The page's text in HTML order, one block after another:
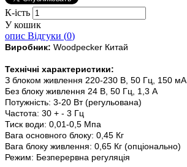
К-ість
У кошик
опис Відгуки (0)
Виробник: Woodpecker Китай
Технічні характеристики:
З блоком живлення 220-230 В, 50 Гц, 150 мА
Без блоку живлення 24 В, 50 Гц, 1,3 А
Потужність: 3-20 Вт (регульована)
Частота: 30 + - 3 Гц
Тиск води: 0,01-0,5 Мпа
Вага основного блоку: 0,45 Кг
Вага блоку живлення: 0,65 Кг (опціонально)
Режим: Безперервна регуляція